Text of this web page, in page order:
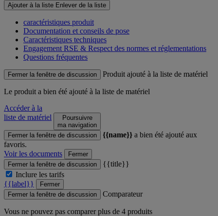
Ajouter à la liste Enlever de la liste
caractéristiques produit
Documentation et conseils de pose
Caractéristiques techniques
Engagement RSE & Respect des normes et réglementations
Questions fréquentes
Fermer la fenêtre de discussion Produit ajouté à la liste de matériel
Le produit a bien été ajouté à la liste de matériel
Accéder à la
liste de matériel
Poursuivre
ma navigation
Fermer la fenêtre de discussion
{{name}} a bien été ajouté aux
favoris.
Voir les documents
Fermer
Fermer la fenêtre de discussion
{{title}}
Inclure les tarifs
{{label}}
Fermer
Fermer la fenêtre de discussion
Comparateur
Vous ne pouvez pas comparer plus de 4 produits